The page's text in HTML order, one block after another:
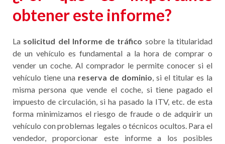
obtener este informe?
La solicitud del Informe de tráfico sobre la titularidad
de un vehículo es fundamental a la hora de comprar o
vender un coche. Al comprador le permite conocer si el
vehículo tiene una reserva de dominio , si el titular es la
misma persona que vende el coche, si tiene pagado el
impuesto de circulación, si ha pasado la ITV, etc. de esta
forma minimizamos el riesgo de fraude o de adquirir un
vehículo con problemas legales o técnicos ocultos. Para el
vendedor, proporcionar este informe a los posibles